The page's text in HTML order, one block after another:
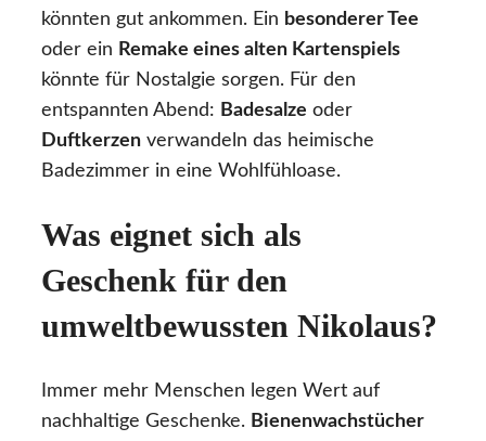
könnten gut ankommen. Ein besonderer Tee
oder ein Remake eines alten Kartenspiels
könnte für Nostalgie sorgen. Für den
entspannten Abend: Badesalze oder
Duftkerzen verwandeln das heimische
Badezimmer in eine Wohlfühloase.
Was eignet sich als
Geschenk für den
umweltbewussten Nikolaus?
Immer mehr Menschen legen Wert auf
nachhaltige Geschenke. Bienenwachstücher